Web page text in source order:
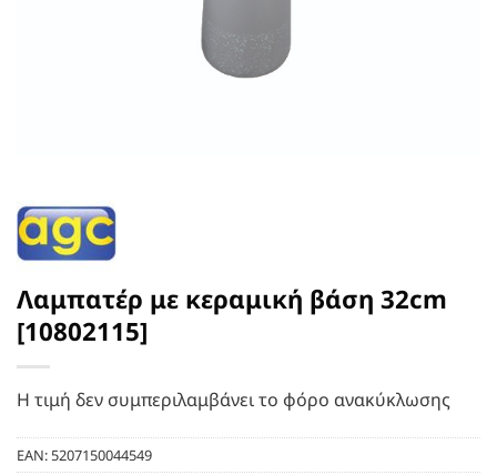
Λαμπατέρ με κεραμική βάση 32cm
[10802115]
Η τιμή δεν συμπεριλαμβάνει το φόρο ανακύκλωσης
EAN:5207150044549